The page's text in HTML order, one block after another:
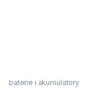
baterie i akumulatory